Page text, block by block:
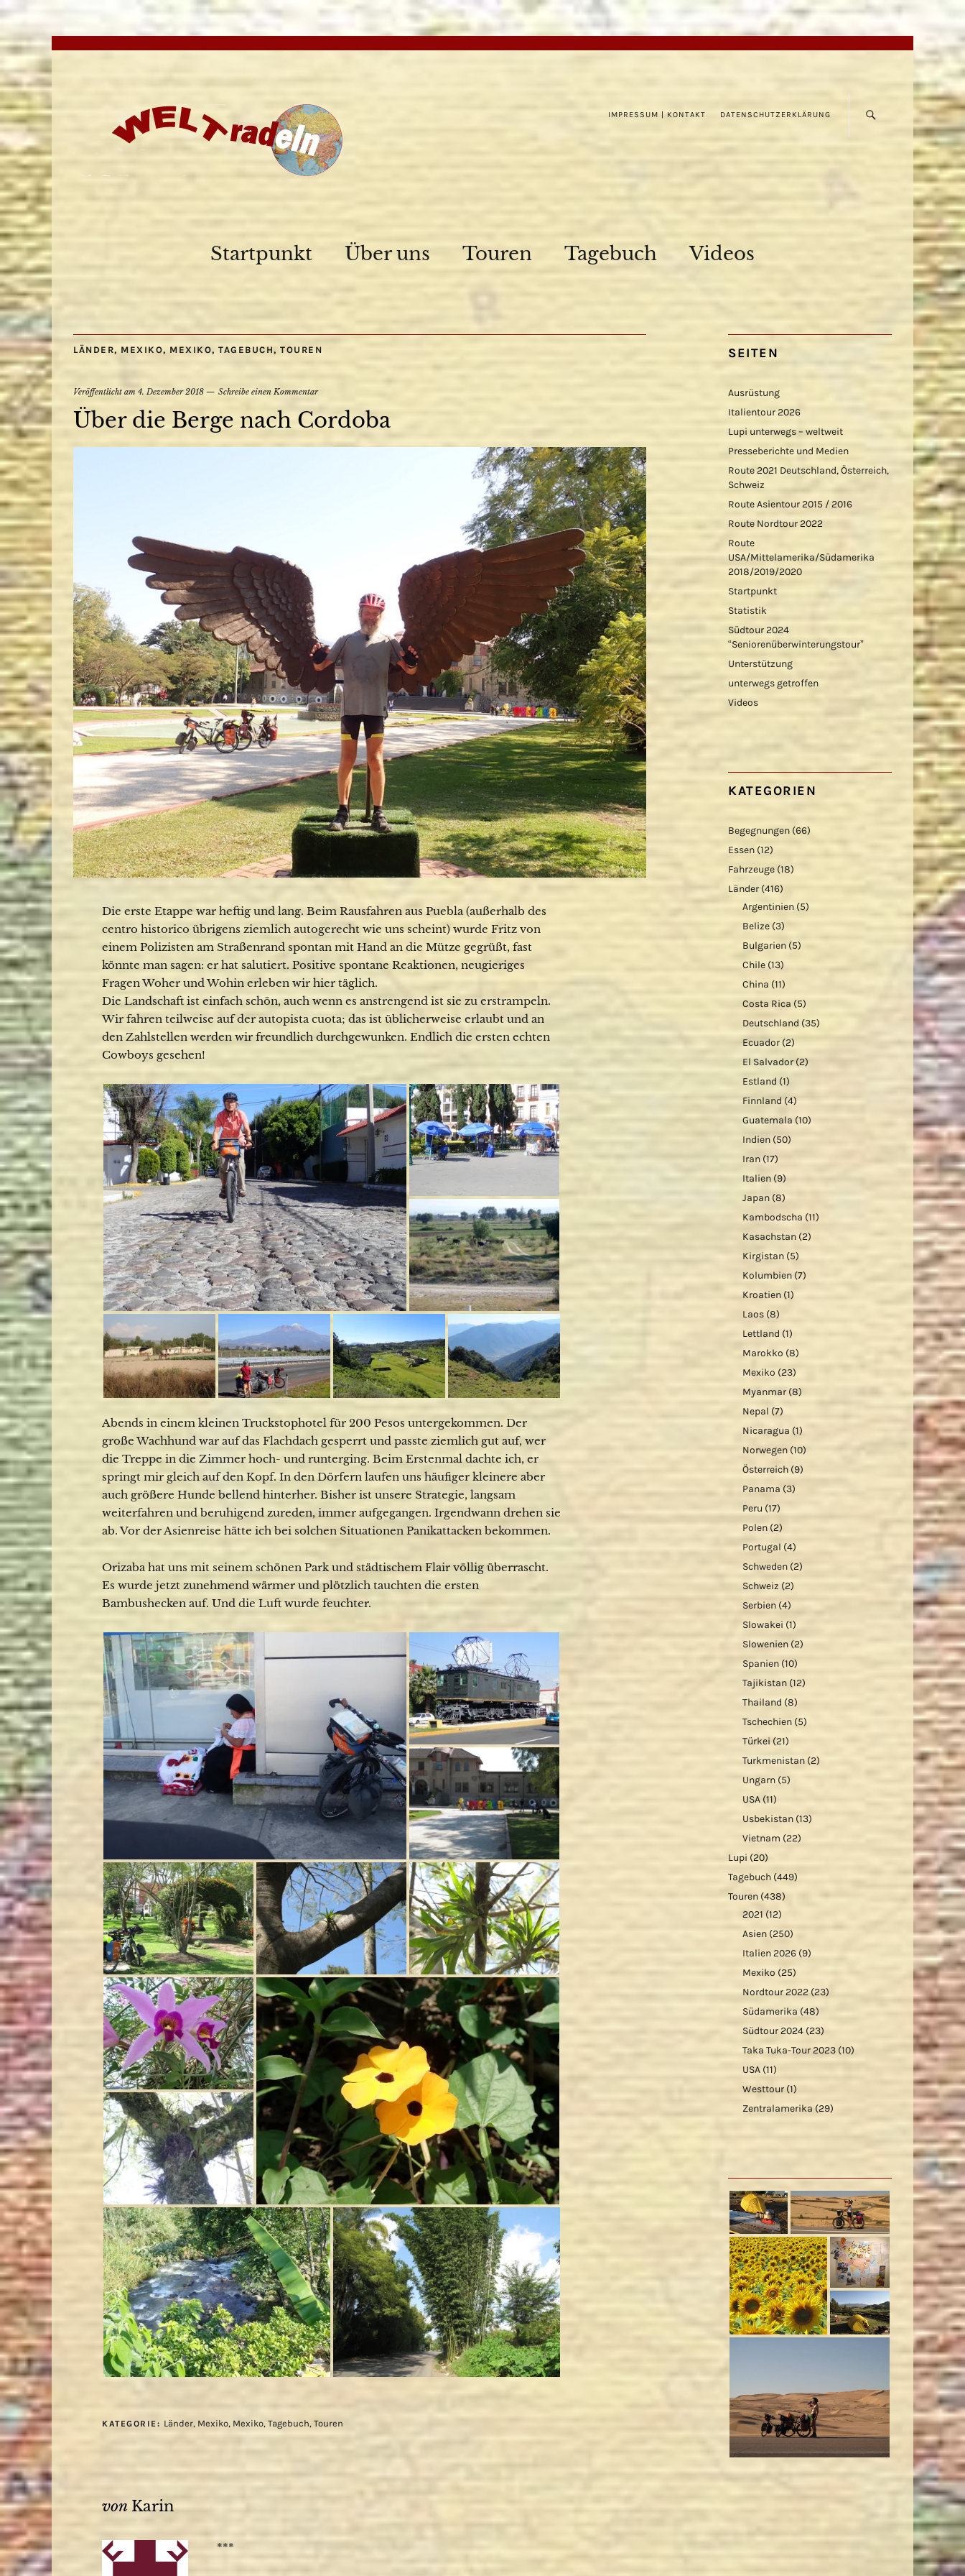
IMPRESSUM | KONTAKT DATENSCHUTZERKLÄRUNG
Startpunkt Über uns Touren Tagebuch Videos
LÄNDER, MEXIKO, MEXIKO, TAGEBUCH, TOUREN
Veröffentlicht am 4. Dezember 2018 Schreibe einen Kommentar
Über die Berge nach Cordoba
Die erste Etappe war heftig und lang. Beim Rausfahren aus Puebla (außerhalb des
centro historico übrigens ziemlich autogerecht wie uns scheint) wurde Fritz von
einem Polizisten am Straßenrand spontan mit Hand an die Mütze gegrüßt, fast
könnte man sagen: er hat salutiert. Positive spontane Reaktionen, neugieriges
Fragen Woher und Wohin erleben wir hier täglich.
Die Landschaft ist einfach schön, auch wenn es anstrengend ist sie zu erstrampeln.
Wir fahren teilweise auf der autopista cuota; das ist üblicherweise erlaubt und an
den Zahlstellen werden wir freundlich durchgewunken. Endlich die ersten echten
Cowboys gesehen!
Abends in einem kleinen Truckstophotel für 200 Pesos untergekommen. Der
große Wachhund war auf das Flachdach gesperrt und passte ziemlich gut auf, wer
die Treppe in die Zimmer hoch- und runterging. Beim Erstenmal dachte ich, er
springt mir gleich auf den Kopf. In den Dörfern laufen uns häufiger kleinere aber
auch größere Hunde bellend hinterher. Bisher ist unsere Strategie, langsam
weiterfahren und beruhigend zureden, immer aufgegangen. Irgendwann drehen sie
ab. Vor der Asienreise hätte ich bei solchen Situationen Panikattacken bekommen.
Orizaba hat uns mit seinem schönen Park und städtischem Flair völlig überrascht.
Es wurde jetzt zunehmend wärmer und plötzlich tauchten die ersten
Bambushecken auf. Und die Luft wurde feuchter.
KATEGORIE: Länder, Mexiko, Mexiko, Tagebuch, Touren
vonKarin
***
SEITEN
Ausrüstung
Italientour 2026
Lupi unterwegs – weltweit
Presseberichte und Medien
Route 2021 Deutschland, Österreich,
Schweiz
Route Asientour 2015 / 2016
Route Nordtour 2022
Route
USA/Mittelamerika/Südamerika
2018/2019/2020
Startpunkt
Statistik
Südtour 2024
“Seniorenüberwinterungstour”
Unterstützung
unterwegs getroffen
Videos
KATEGORIEN
Begegnungen (66)
Essen (12)
Fahrzeuge (18)
Länder (416)
Argentinien (5)
Belize (3)
Bulgarien (5)
Chile (13)
China (11)
Costa Rica (5)
Deutschland (35)
Ecuador (2)
El Salvador (2)
Estland (1)
Finnland(4)
Guatemala (10)
Indien (50)
Iran (17)
Italien (9)
Japan (8)
Kambodscha (11)
Kasachstan (2)
Kirgistan (5)
Kolumbien (7)
Kroatien (1)
Laos (8)
Lettland (1)
Marokko (8)
Mexiko (23)
Myanmar (8)
Nepal (7)
Nicaragua (1)
Norwegen (10)
Österreich (9)
Panama (3)
Peru (17)
Polen (2)
Portugal (4)
Schweden (2)
Schweiz (2)
Serbien (4)
Slowakei (1)
Slowenien (2)
Spanien (10)
Tajikistan (12)
Thailand (8)
Tschechien (5)
Türkei (21)
Turkmenistan (2)
Ungarn (5)
USA (11)
Usbekistan (13)
Vietnam (22)
Lupi (20)
Tagebuch (449)
Touren (438)
2021 (12)
Asien (250)
Italien 2026 (9)
Mexiko (25)
Nordtour 2022 (23)
Südamerika (48)
Südtour 2024 (23)
Taka Tuka-Tour 2023 (10)
USA (11)
Westtour (1)
Zentralamerika (29)